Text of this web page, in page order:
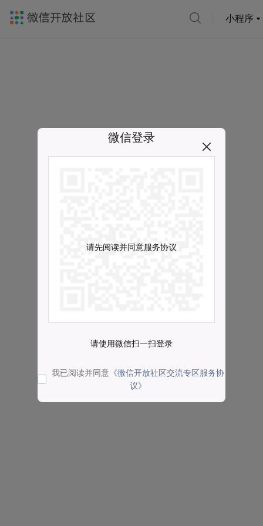
小程序
微信登录
请先阅读并同意服务协议
请使用微信扫一扫登录
我已阅读并同意 《微信开放社区交流专区服务协
议》